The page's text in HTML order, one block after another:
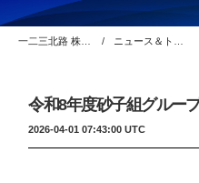
一二三北路 株式会社 ニュース＆トピックス
令和8年度砂子組グルー
2026-04-01 07:43:00 UTC